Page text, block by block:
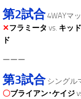
第2試合4WAYマ
✕フラミータ vs. キッ
ド
ーーー
第3試合シングル
〇ブライアン･ケイジ